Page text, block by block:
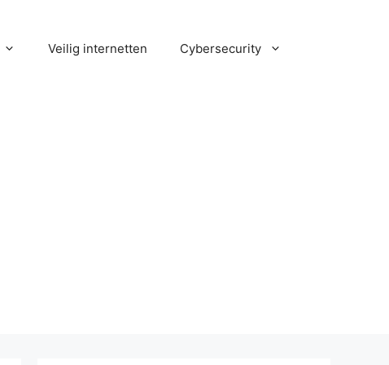
Veilig internetten Cybersecurity